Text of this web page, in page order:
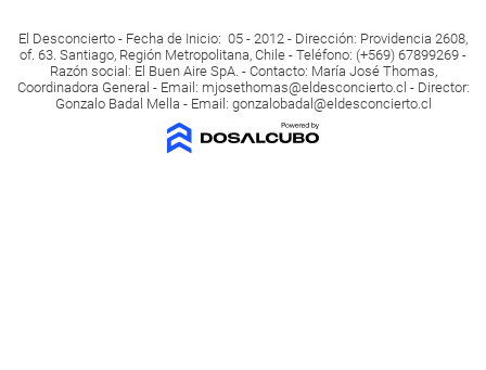
El Desconcierto - Fecha de Inicio: 05 - 2012 - Dirección: Providencia 2608,
of. 63. Santiago, Región Metropolitana, Chile - Teléfono: (+569) 67899269 -
Razón social: El Buen Aire SpA. - Contacto: María José Thomas,
Coordinadora General - Email: mjosethomas@eldesconcierto.cl - Director:
Gonzalo Badal Mella - Email: gonzalobadal@eldesconcierto.cl